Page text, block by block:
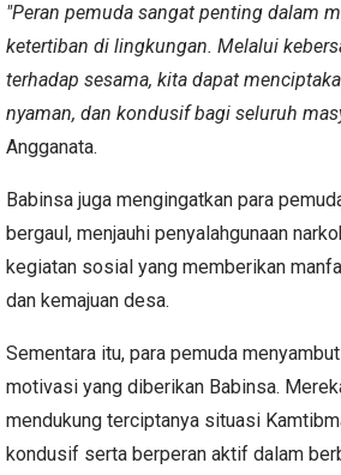
"Peran pemuda sangat penting dalam
ketertiban di lingkungan. Melalui
terhadap sesama, kita dapat
nyaman, dan kondusif bagi seluruh
Angganata.
Babinsa juga mengingatkan para
bergaul, menjauhi penyalahgunaan
kegiatan sosial yang memberikan
dan kemajuan desa.
Sementara itu, para pemuda
motivasi yang diberikan Babinsa.
mendukung terciptanya situasi
kondusif serta berperan aktif dalam